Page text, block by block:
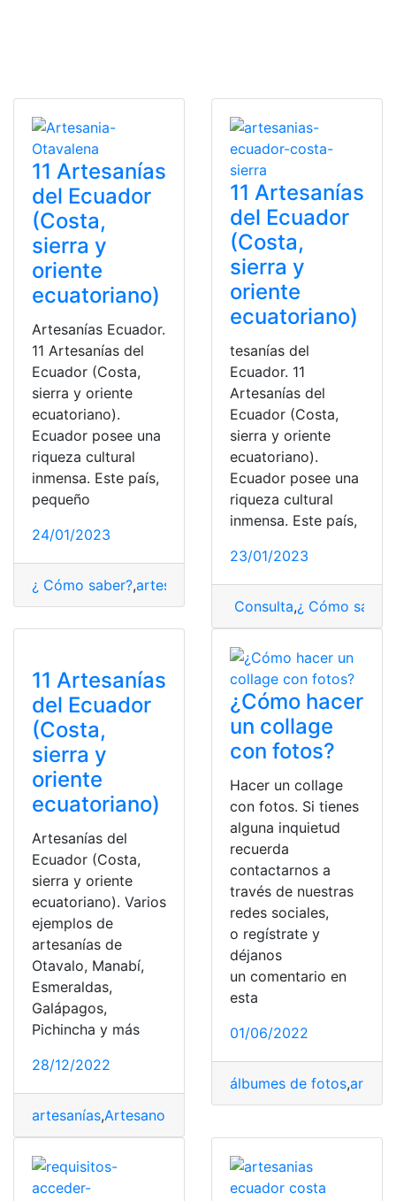
11 Artesanías
del Ecuador
(Costa,
sierra y
oriente
ecuatoriano)
Artesanías Ecuador.
11 Artesanías del
Ecuador (Costa,
sierra y oriente
ecuatoriano).
Ecuador posee una
riqueza cultural
inmensa. Este país,
pequeño
24/01/2023
¿ Cómo saber?,artesanías Ecuador
11 Artesanías
del Ecuador
(Costa,
sierra y
oriente
ecuatoriano)
tesanías del
Ecuador. 11
Artesanías del
Ecuador (Costa,
sierra y oriente
ecuatoriano).
Ecuador posee una
riqueza cultural
inmensa. Este país,
23/01/2023
Consulta,¿ Cómo
11 Artesanías
del Ecuador
(Costa,
sierra y
oriente
ecuatoriano)
Artesanías del
Ecuador (Costa,
sierra y oriente
ecuatoriano). Varios
ejemplos de
artesanías de
Otavalo, Manabí,
Esmeraldas,
Galápagos,
Pichincha y más
28/12/2022
artesanías,Artesanos
¿Cómo hacer
un collage
con fotos?
Hacer un collage
con fotos. Si tienes
alguna inquietud
recuerda
contactarnos a
través de nuestras
redes sociales,
o regístrate y
déjanos
un comentario en
esta
01/06/2022
álbumes de fotos,artes